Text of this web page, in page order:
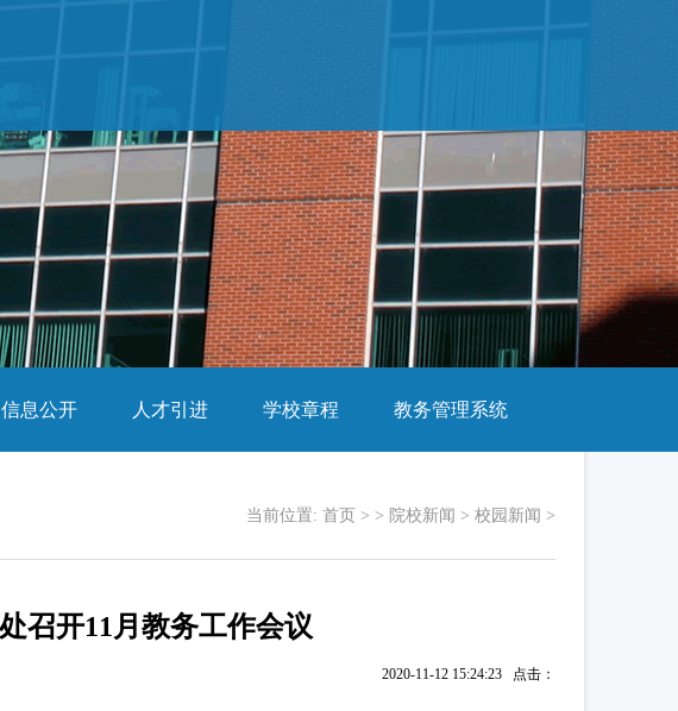
信息公开 人才引进 学校章程 教务管理系统
当前位置: 首页 > > 院校新闻 > 校园新闻 >
召开11月教务工作会议
2020-11-12 15:24:23 点击：